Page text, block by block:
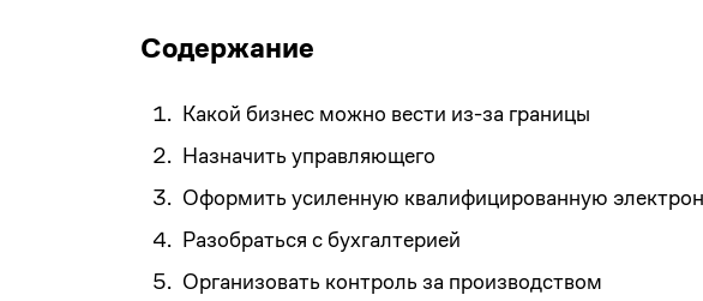
Содержание
Какой бизнес можно вести из-за границы
Назначить управляющего
Оформить усиленную квалифицированную
Разобраться с бухгалтерией
Организовать контроль за производством